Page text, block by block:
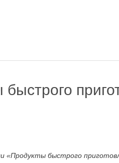
«Продукты быстрого